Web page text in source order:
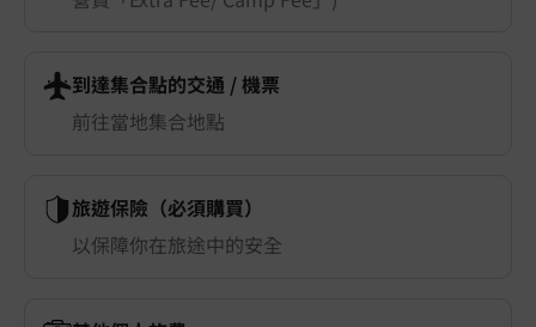
到達集合點的交通 ​/ 機票
前往當地集合地點
旅遊保險（必須購買）
以保障你在旅途中的安全